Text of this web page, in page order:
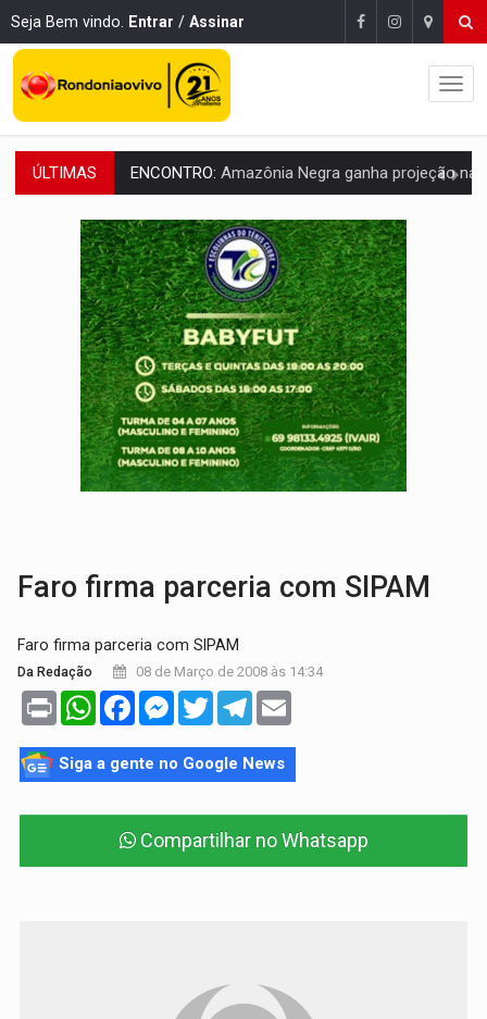
Seja Bem vindo. Entrar / Assinar
ÚLTIMAS ENCONTRO: Amazônia Negra ganha projeção nacional com participação de
PREVISÃO:Porto Velho tem chances de chuvas isoladas nesta
SINDICATOS UNIDOS:Assembleia Geral delibera greve da educação
PROCESSO SELETIVO:Rondoniaovivo abre oficina de Comunicação com
AGOSTO LILÁS:MPRO lança de portal e promove reflexão sobre trajetória da
REGULARIZAÇÃO:Refis 2026 segue até o fim do ano para
ROLIM DE MOURA:Programa da Energisa beneficia 60 famílias com geladeiras
DEEPFAKE:Sancionada lei contra violência sexual infantil na
Faro firma parceria com SIPAM
Faro firma parceria com SIPAM
Da Redação 08 de Março de 2008 às 14:34
Print WhatsAppFacebookMessenger
TwitterTelegram
Siga a gente no Google News
Compartilhar no Whatsapp